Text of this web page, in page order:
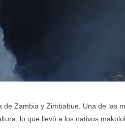
de Zambia y Zimbabue.
Una de las
lo que llevó a los nativos